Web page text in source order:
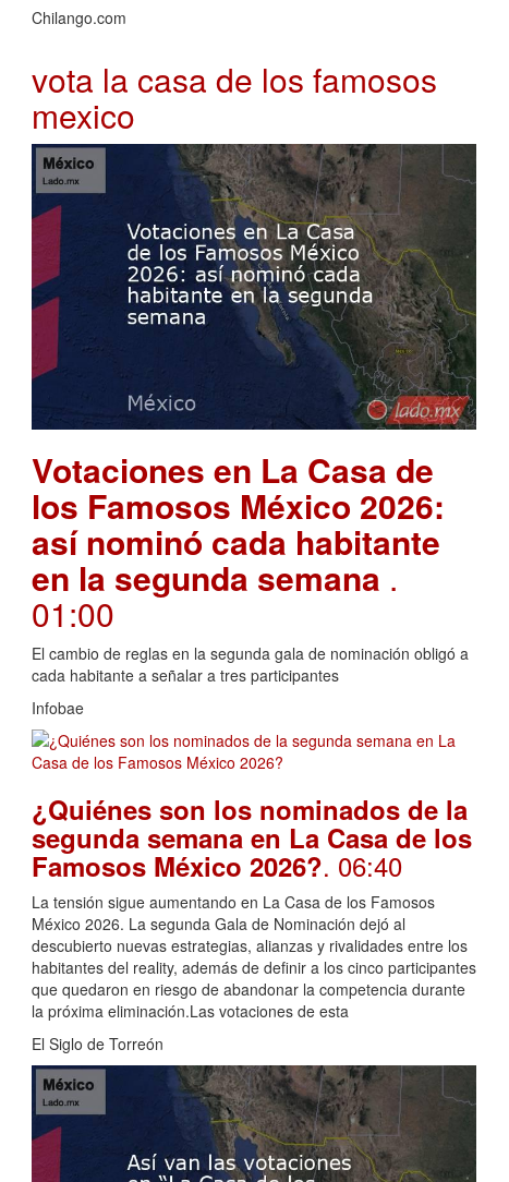
Chilango.com
vota la casa de los famosos
mexico
Votaciones en La Casa de
los Famosos México 2026:
así nominó cada habitante
en la segunda semana .
01:00
El cambio de reglas en la segunda gala de nominación obligó a
cada habitante a señalar a tres participantes
Infobae
¿Quiénes son los nominados de la
segunda semana en La Casa de los
Famosos México 2026?. 06:40
La tensión sigue aumentando en La Casa de los Famosos
México 2026. La segunda Gala de Nominación dejó al
descubierto nuevas estrategias, alianzas y rivalidades entre los
habitantes del reality, además de definir a los cinco participantes
que quedaron en riesgo de abandonar la competencia durante
la próxima eliminación.Las votaciones de esta
El Siglo de Torreón